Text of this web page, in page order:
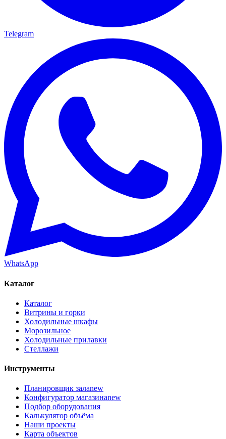
Telegram
WhatsApp
Каталог
Каталог
Витрины и горки
Холодильные шкафы
Морозильное
Холодильные прилавки
Стеллажи
Инструменты
Планировщик залаnew
Конфигуратор магазинаnew
Подбор оборудования
Калькулятор объёма
Наши проекты
Карта объектов